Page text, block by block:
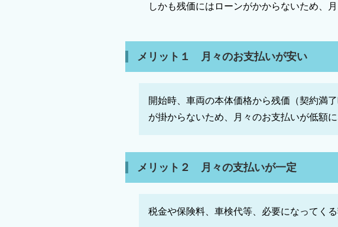
しかも残価にはローンがかからないため、
メリット１ 月々のお支払いが安い
開始時、車両の本体価格から残価（契約満
が掛からないため、月々のお支払いが低額に
メリット２ 月々の支払いが一定
税金や保険料、車検代等、必要になってく